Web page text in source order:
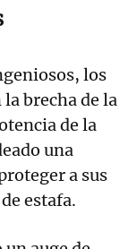
los
brecha de la
de la
una
a sus
estafa.